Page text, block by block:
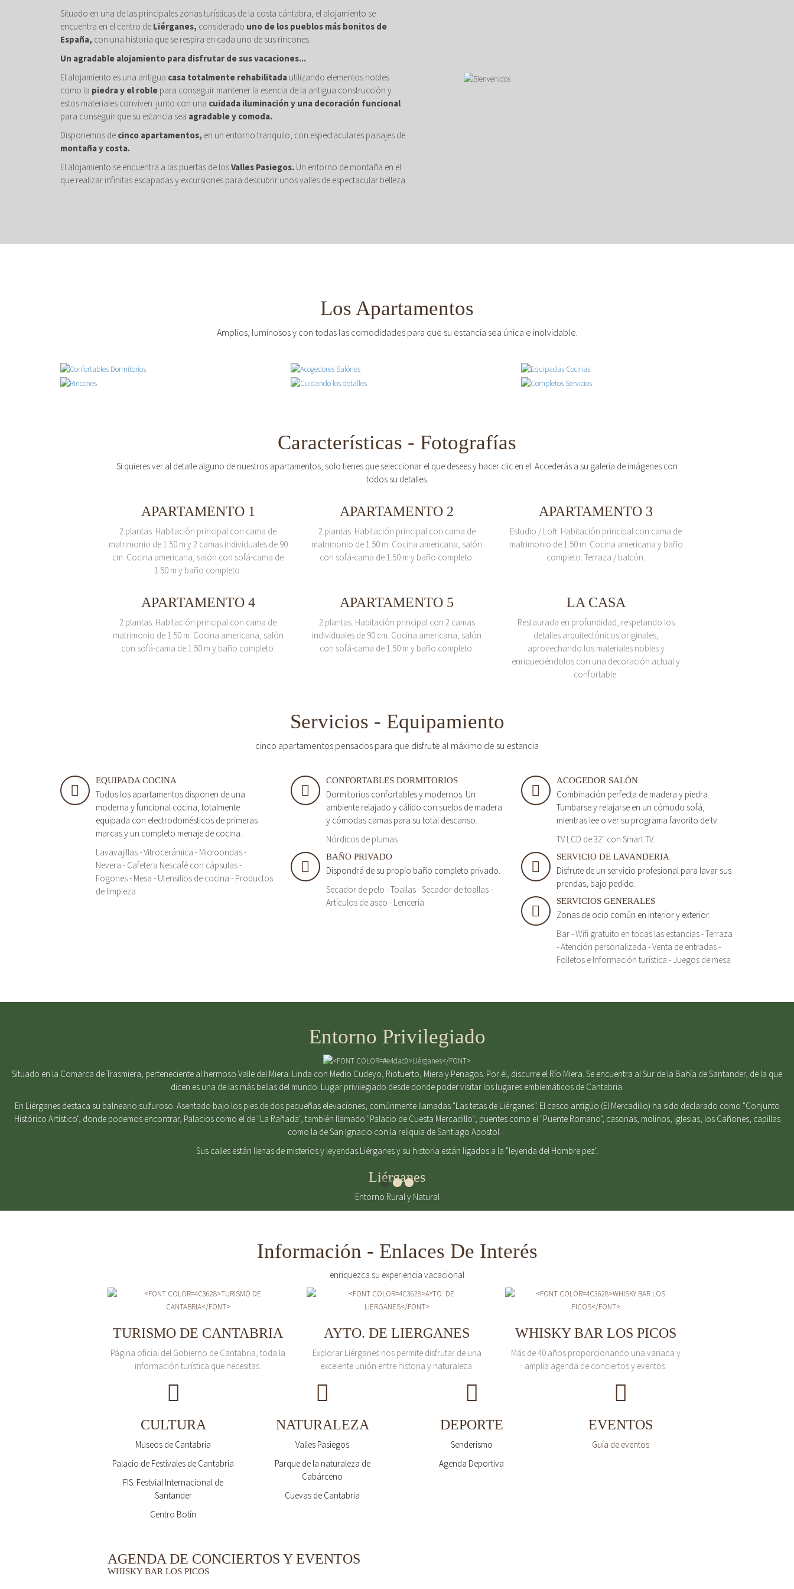
Situado en una de las principales zonas turísticas de la costa cántabra, el alojamiento se
encuentra en el centro de Liérganes, considerado uno de los pueblos más bonitos de
España, con una historia que se respira en cada uno de sus rincones.
Un agradable alojamiento para disfrutar de sus vacaciones...
El alojamiento es una antigua casa totalmente rehabilitada utilizando elementos nobles
como la piedra y el roble para conseguir mantener la esencia de la antigua construcción y
estos materiales conviven junto con una cuidada iluminación y una decoración funcional
para conseguir que su estancia sea agradable y comoda.
Disponemos de cinco apartamentos, en un entorno tranquilo, con espectaculares paisajes de
montaña y costa.
El alojamiento se encuentra a las puertas de losValles Pasiegos. Un entorno de montaña en el
que realizar infinitas escapadas y excursiones para descubrir unos valles de espectacular belleza.
Los Apartamentos
Amplios, luminosos y con todas las comodidades para que su estancia sea única e inolvidable.
Características - Fotografías
Si quieres ver al detalle alguno de nuestros apartamentos, solo tienes que seleccionar el que desees y hacer clic en el. Accederás a su galería de imágenes con
todos su detalles.
APARTAMENTO 1
2 plantas. Habitación principal con cama de
matrimonio de 1.50 m y 2 camas individuales de 90
cm. Cocina americana, salón con sofá-cama de
1.50 m y baño completo.
APARTAMENTO 2
2 plantas. Habitación principal con cama de
matrimonio de 1.50 m. Cocina americana, salón
con sofá-cama de 1.50 m y baño completo.
APARTAMENTO 3
Estudio / Loft. Habitación principal con cama de
matrimonio de 1.50 m. Cocina americana y baño
completo. Terraza / balcón.
APARTAMENTO 4
2 plantas. Habitación principal con cama de
matrimonio de 1.50 m. Cocina americana, salón
con sofá-cama de 1.50 m y baño completo.
APARTAMENTO 5
2 plantas. Habitación principal con 2 camas
individuales de 90 cm. Cocina americana, salón
con sofá-cama de 1.50 m y baño completo.
LA CASA
Restaurada en profundidad, respetando los
detalles arquitectónicos originales,
aprovechando los materiales nobles y
enriqueciéndolos con una decoración actual y
confortable.
Servicios - Equipamiento
cinco apartamentos pensados para que disfrute al máximo de su estancia
EQUIPADA COCINA
Todos los apartamentos disponen de una
moderna y funcional cocina, totalmente
equipada con electrodomésticos de primeras
marcas y un completo menaje de cocina.
Lavavajillas - Vitrocerámica - Microondas -
Nevera - Cafetera Nescafé con cápsulas -
Fogones - Mesa - Utensilios de cocina - Productos
de limpieza
CONFORTABLES DORMITORIOS
Dormitorios confortables y modernos. Un
ambiente relajado y cálido con suelos de madera
y cómodas camas para su total descanso.
Nórdicos de plumas
ACOGEDOR SALÓN
Combinación perfecta de madera y piedra.
Tumbarse y relajarse en un cómodo sofá,
mientras lee o ver su programa favorito de tv.
TV LCD de 32" con Smart TV.
BAÑO PRIVADO
Dispondrá de su propio baño completo privado.
Secador de pelo - Toallas - Secador de toallas -
Artículos de aseo - Lencería
SERVICIO DE LAVANDERIA
Disfrute de un servicio profesional para lavar sus
prendas, bajo pedido.
SERVICIOS GENERALES
Zonas de ocio común en interior y exterior.
Bar - Wifi gratuito en todas las estancias - Terraza
- Atención personalizada - Venta de entradas -
Folletos e Información turística - Juegos de mesa
Entorno Privilegiado
Situado en la Comarca de Trasmiera, perteneciente al hermoso Valle del Miera. Linda con Medio Cudeyo, Riotuerto, Miera y Penagos. Por él, discurre el Río Miera. Se encuentra al Sur de la Bahía de Santander, de la que
dicen es una de las más bellas del mundo. Lugar privilegiado desde donde poder visitar los lugares emblemáticos de Cantabria.
En Liérganes destaca su balneario sulfuroso. Asentado bajo los pies de dos pequeñas elevaciones, comúnmente llamadas "Las tetas de Liérganes". El casco antigüo (El Mercadillo) ha sido declarado como "Conjunto
Histórico Artístico", donde podemos encontrar, Palacios como el de "La Rañada", también llamado "Palacio de Cuesta Mercadillo"; puentes como el "Puente Romano", casonas, molinos, iglesias, los Cañones, capillas
como la de San Ignacio con la reliquia de Santiago Apostol…
Sus calles están llenas de misterios y leyendas.Liérganes y su historia están ligados a la "leyenda del Hombre pez".
Liérganes
Entorno Rural y Natural
Información - Enlaces De Interés
enriquezca su experiencia vacacional
TURISMO DE CANTABRIA
Página oficial del Gobierno de Cantabria, toda la
información turística que necesitas.
AYTO. DE LIERGANES
Explorar Liérganes nos permite disfrutar de una
excelente unión entre historia y naturaleza.
WHISKY BAR LOS PICOS
Más de 40 años proporcionando una variada y
amplia agenda de conciertos y eventos.
CULTURA
Museos de Cantabria
Palacio de Festivales de Cantabria
FIS. Festvial Internacional de
Santander
Centro Botín
NATURALEZA
Valles Pasiegos
Parque de la naturaleza de
Cabárceno
Cuevas de Cantabria
DEPORTE
Senderismo
Agenda Deportiva
EVENTOS
Guía de eventos
AGENDA DE CONCIERTOS Y EVENTOS
WHISKY BAR LOS PICOS